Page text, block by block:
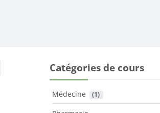
Catégories de cours
Médecine (1)